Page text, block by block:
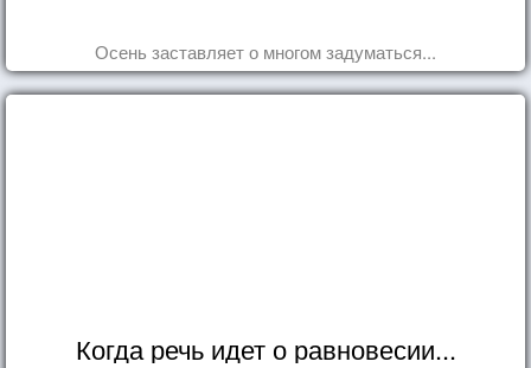
Осень заставляет о многом задуматься...
Когда речь идет о равновесии...